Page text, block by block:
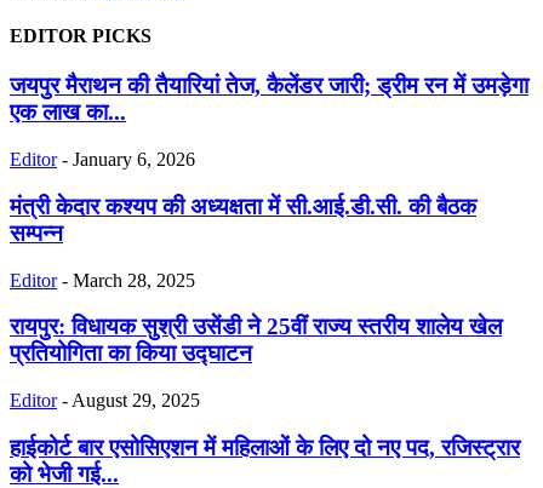
EDITOR PICKS
जयपुर मैराथन की तैयारियां तेज, कैलेंडर जारी; ड्रीम रन में उमड़ेगा
एक लाख का...
Editor - January 6, 2026
मंत्री केदार कश्यप की अध्यक्षता में सी.आई.डी.सी. की बैठक
सम्पन्न
Editor - March 28, 2025
रायपुर: विधायक सुश्री उसेंडी ने 25वीं राज्य स्तरीय शालेय खेल
प्रतियोगिता का किया उद्घाटन
Editor - August 29, 2025
हाईकोर्ट बार एसोसिएशन में महिलाओं के लिए दो नए पद, रजिस्ट्रार
को भेजी गई...